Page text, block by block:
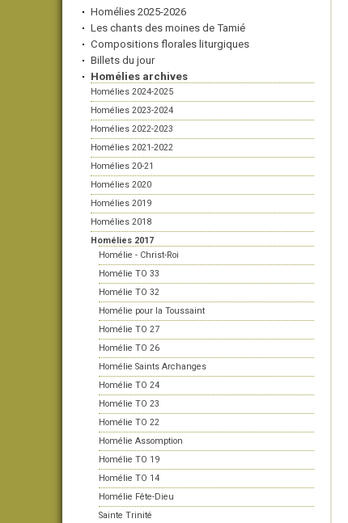
Homélies 2025-2026
Les chants des moines de Tamié
Compositions florales liturgiques
Billets du jour
Homélies archives
Homélies 2024-2025
Homélies 2023-2024
Homélies 2022-2023
Homélies 2021-2022
Homélies 20-21
Homélies 2020
Homélies 2019
Homélies 2018
Homélies 2017
Homélie - Christ-Roi
Homélie TO 33
Homélie TO 32
Homélie pour la Toussaint
Homélie TO 27
Homélie TO 26
Homélie Saints Archanges
Homélie TO 24
Homélie TO 23
Homélie TO 22
Homélie Assomption
Homélie TO 19
Homélie TO 14
Homélie Fête-Dieu
Sainte Trinité